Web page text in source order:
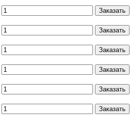
Заказать
Заказать
Заказать
Заказать
Заказать
Заказать